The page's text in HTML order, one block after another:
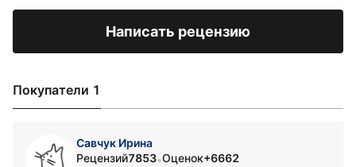
Написать рецензию
Покупатели 1
Савчук Ирина
Рецензий7853•Оценок+6662